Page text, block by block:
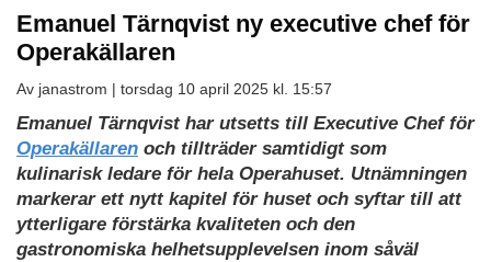
Emanuel Tärnqvist ny executive chef för
Operakällaren
Av janastrom | torsdag 10 april 2025 kl. 15:57
Emanuel Tärnqvist har utsetts till Executive Chef för
Operakällaren och tillträder samtidigt som
kulinarisk ledare för hela Operahuset. Utnämningen
markerar ett nytt kapitel för huset och syftar till att
ytterligare förstärka kvaliteten och den
gastronomiska helhetsupplevelsen inom såväl